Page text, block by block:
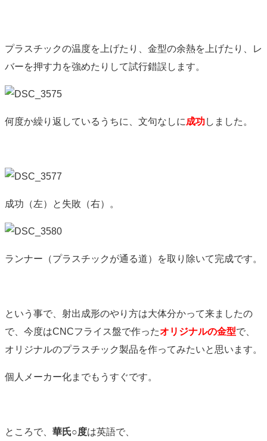
プラスチックの温度を上げたり、金型の余熱を上げたり、レ
バーを押す力を強めたりして試行錯誤します。
何度か繰り返しているうちに、文句なしに成功しました。
成功（左）と失敗（右）。
ランナー（プラスチックが通る道）を取り除いて完成です。
という事で、射出成形のやり方は大体分かって来ましたの
で、今度はCNCフライス盤で作ったオリジナルの金型で、
オリジナルのプラスチック製品を作ってみたいと思います。
個人メーカー化までもうすぐです。
ところで、 華氏○度は英語で、